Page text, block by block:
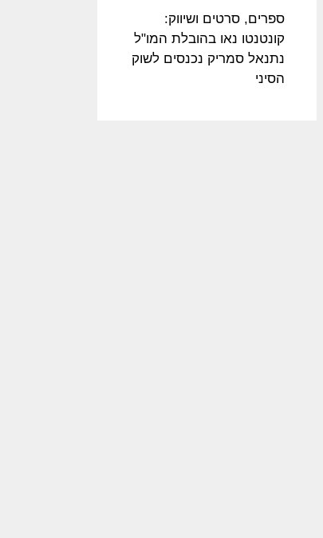
ספרים, סרטים ושיווק:
קונטנטו נאו בהובלת המו"ל
נתנאל סמריק נכנסים לשוק
הסיני​